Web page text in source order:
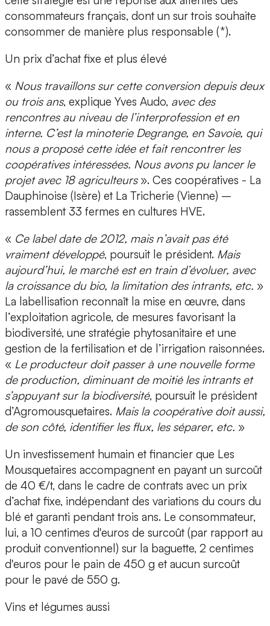
consommateurs français, dont un sur trois souhaite
consommer de manière plus responsable (*).
Un prix d’achat fixe et plus élevé
« Nous travaillons sur cette conversion depuis deux
ou trois ans, explique Yves Audo, avec des
rencontres au niveau de l’interprofession et en
interne. C’est la minoterie Degrange, en Savoie, qui
nous a proposé cette idée et fait rencontrer les
coopératives intéressées. Nous avons pu lancer le
projet avec 18 agriculteurs». Ces coopératives - La
Dauphinoise (Isère) et La Tricherie (Vienne) –
rassemblent 33 fermes en cultures HVE.
« Ce label date de 2012, mais n’avait pas été
vraiment développé, poursuit le président. Mais
aujourd’hui, le marché est en train d’évoluer, avec
la croissance du bio, la limitation des intrants, etc. »
La labellisation reconnaît la mise en œuvre, dans
l’exploitation agricole, de mesures favorisant la
biodiversité, une stratégie phytosanitaire et une
gestion de la fertilisation et de l’irrigation raisonnées.
« Le producteur doit passer à une nouvelle forme
de production, diminuant de moitié les intrants et
s’appuyant sur la biodiversité, poursuit le président
d’Agromousquetaires. Mais la coopérative doit aussi,
de son côté, identifier les flux, les séparer, etc. »
Un investissement humain et financier que Les
Mousquetaires accompagnent en payant un surcoût
de 40 €/t, dans le cadre de contrats avec un prix
d’achat fixe, indépendant des variations du cours du
blé et garanti pendant trois ans. Le consommateur,
lui, a 10 centimes d'euros de surcoût (par rapport au
produit conventionnel) sur la baguette, 2 centimes
d'euros pour le pain de 450 g et aucun surcoût
pour le pavé de 550 g.
Vins et légumes aussi